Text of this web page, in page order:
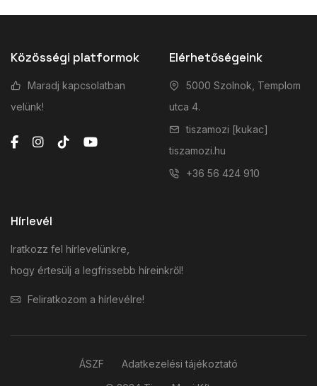
Közösségi platformok
Maradj kapcsolatban
velünk!
Elérhetőségeink
5000 Szolnok, Templom
utca 4.
tiszamozi [kukac]
tiszamozi.hu
+36 56 424 910
Hírlevél
Iratkozz fel hírlevelünkre,
hogy értesülj a legfrissebb híreinkről!
Feliratkozom a hírlevélre!
ÁSZF Adatkezelési tájékoztató